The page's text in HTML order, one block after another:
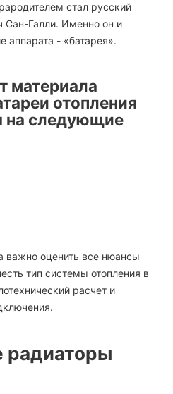
стал русский
Сан-Галли. Именно он и
аппарата - «батарея».
материала
отопления
на следующие
важно оценить все нюансы
тип системы отопления в
расчет и